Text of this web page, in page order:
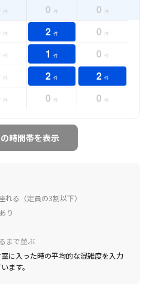
件 0 件 0 件
件 2 件 0 件
件 1 件 0 件
件 2 件 2 件
件 0 件 0 件
時間帯を表示
れる（定員の3割以下）
り
まで並ぶ
に入った時の平均的な混雑度を入力
ます。